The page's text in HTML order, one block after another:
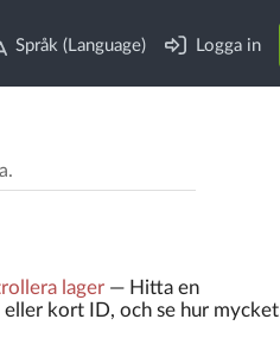
Språk (Language) Logga in
lager— Hitta en
kort ID, och se hur mycket